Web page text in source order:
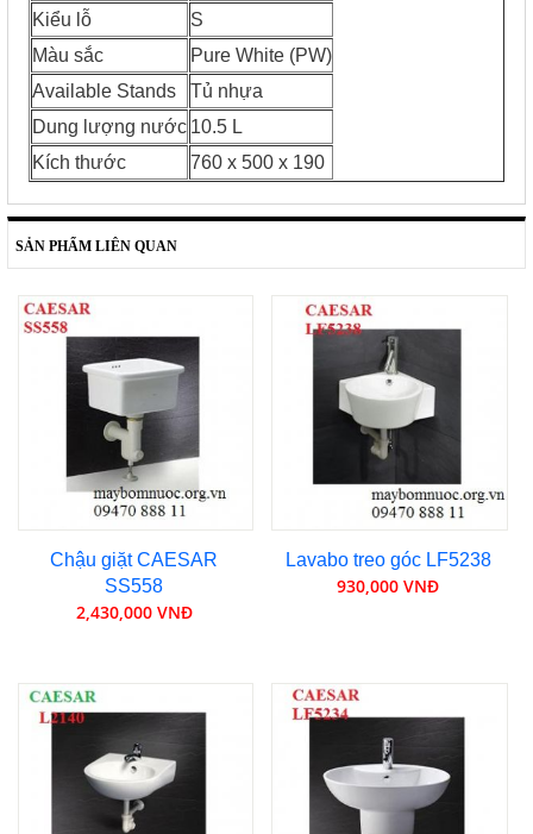
Kiểu lỗ
S
Màu sắc
Pure White (PW)
Available Stands
Tủ nhựa
Dung lượng nước 10.5 L
Kích thước
760 x 500 x 190
SẢN PHẨM LIÊN QUAN
Chậu giặt CAESAR
SS558
2,430,000 VNĐ
Lavabo treo góc LF5238
930,000 VNĐ